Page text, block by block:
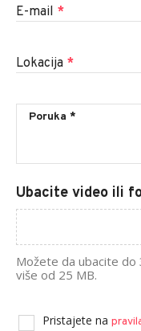
E-mail *
Lokacija *
Ubacite video ili
Možete da ubacite
više od 25 MB.
Pristajete na